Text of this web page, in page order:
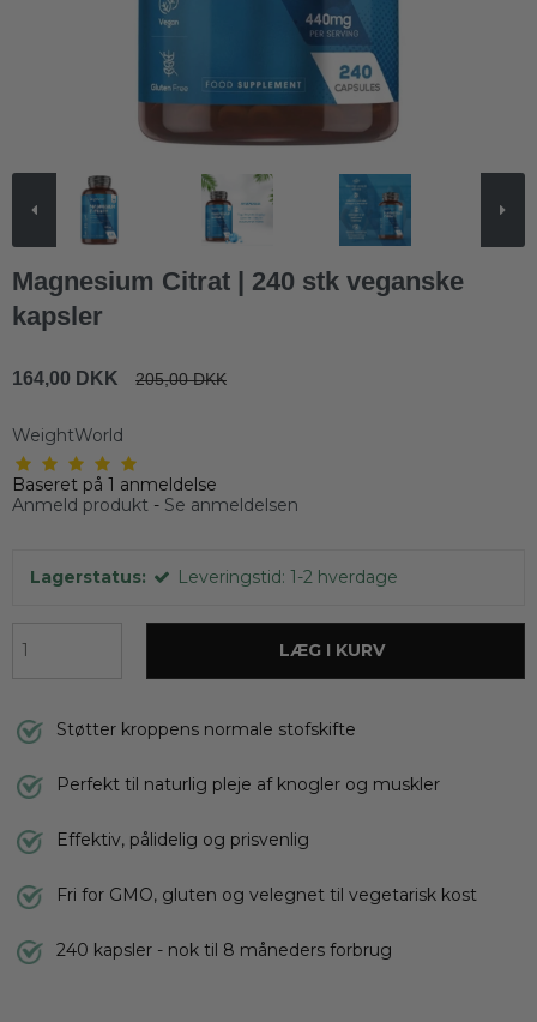
Magnesium Citrat | 240 stk veganske
kapsler
164,00 DKK 205,00 DKK
WeightWorld
Baseret på 1 anmeldelse
Anmeld produkt - Se anmeldelsen
Lagerstatus: Leveringstid: 1-2 hverdage
LÆG I KURV
Støtter kroppens normale stofskifte
Perfekt til naturlig pleje af knogler og muskler
Effektiv, pålidelig og prisvenlig
Fri for GMO, gluten og velegnet til vegetarisk kost
240 kapsler - nok til 8 måneders forbrug